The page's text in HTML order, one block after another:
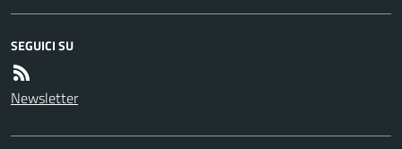
SEGUICI SU
Newsletter